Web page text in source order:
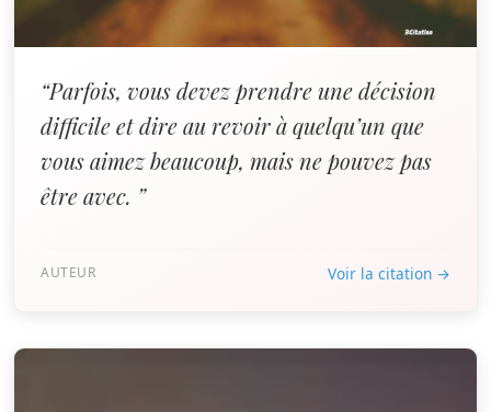
“Parfois, vous devez prendre une décision
difficile et dire au revoir à quelqu’un que
vous aimez beaucoup, mais ne pouvez pas
être avec. ”
AUTEUR Voir la citation →